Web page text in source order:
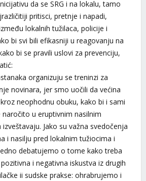
da se SRG i na lokalu, tamo
pritisci, pretnje i napadi,
lokalnih tužilaca, policije i
bi svi bili efikasniji u reagovanju na
bi se pravili uslovi za prevenciju,
organizuju se treninzi za
novinara, jer smo uočili da većina
neophodnu obuku, kako bi i sami
naročito u eruptivnim nasilnim
Jako su važna svedočenja
i nasilju pred lokalnim tužiocima i
debatujemo o tome kako treba
i negativna iskustva iz drugih
ii sudske prakse: ohrabrujemo i